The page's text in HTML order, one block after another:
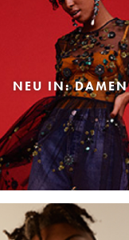
NEU IN: DAMEN